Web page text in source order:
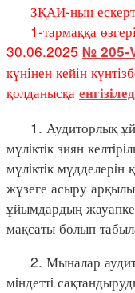
ЗҚАИ-ның
1-тармаққа
30.06.2025 № 205-
күнінен кейін
қолданысқа
1. Аудиторлық
мүлiктiк зиян
мүлiктiк мүдделерiн
жүзеге асыру
ұйымдардың
мақсаты болып
2. Мыналар
мiндеттi